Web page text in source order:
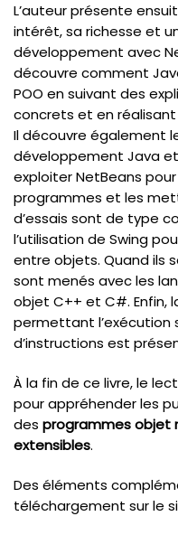
L’auteur présente
intérêt, sa richesse et
développement avec
découvre comment
POO en suivant des
concrets et en
Il découvre également
développement Java
exploiter NetBeans
programmes et les
d’essais sont de type
l’utilisation de Swing
entre objets. Quand ils
sont menés avec les
objet C++ et C#. Enfin,
permettant l’exécution
d’instructions est
À la fin de ce livre, le
pour appréhender les
des programmes objet
extensibles.
Des éléments
téléchargement sur le